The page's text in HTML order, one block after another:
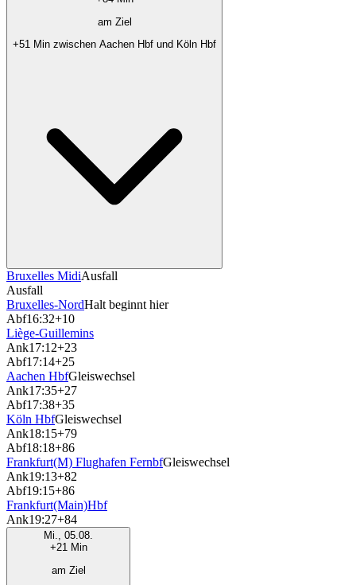
am Ziel
+51 Min zwischen Aachen Hbf und Köln Hbf
Bruxelles MidiAusfall
Ausfall
Bruxelles-NordHalt beginnt hier
Abf16:32+10
Liège-Guillemins
Ank17:12+23
Abf17:14+25
Aachen HbfGleiswechsel
Ank17:35+27
Abf17:38+35
Köln HbfGleiswechsel
Ank18:15+79
Abf18:18+86
Frankfurt(M) Flughafen FernbfGleiswechsel
Ank19:13+82
Abf19:15+86
Frankfurt(Main)Hbf
Ank19:27+84
Mi., 05.08.
+21 Min
am Ziel